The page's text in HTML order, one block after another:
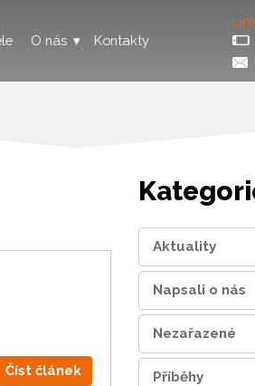
O nás Kontakty
Číst článek
Aktuality
Napsali o nás
Nezařazené
Příběhy